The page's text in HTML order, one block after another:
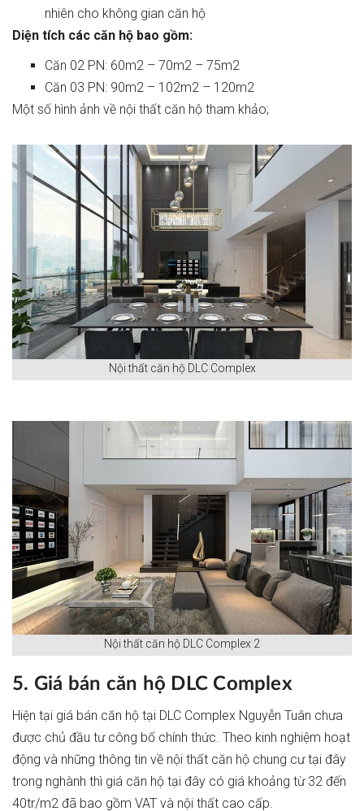
nhiên cho không gian căn hộ
Diện tích các căn hộ bao gồm:
Căn 02 PN: 60m2 – 70m2 – 75m2
Căn 03 PN: 90m2 – 102m2 – 120m2
Một số hình ảnh về nội thất căn hộ tham khảo;
Nội thất căn hộ DLC Complex
Nội thất căn hộ DLC Complex 2
5. Giá bán căn hộ DLC Complex
Hiện tại giá bán căn hộ tại DLC Complex Nguyễn Tuân chưa
được chủ đầu tư công bố chính thức. Theo kinh nghiệm hoạt
động và những thông tin về nội thất căn hộ chung cư tại đây
trong nghành thì giá căn hộ tại đây có giá khoảng từ 32 đến
40tr/m2 đã bao gồm VAT và nội thất cao cấp.